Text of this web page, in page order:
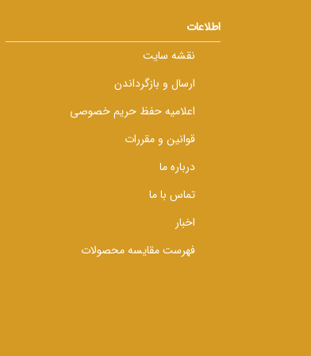
اطلاعات
نقشه سایت
ارسال و بازگرداندن
اعلامیه حفظ حریم خصوصی
قوانین و مقررات
درباره ما
تماس با ما
اخبار
فهرست مقایسه محصولات